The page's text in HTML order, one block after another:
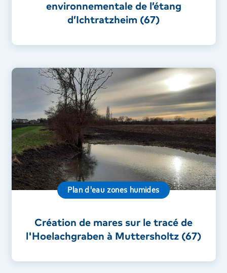
environnementale de l’étang
d’Ichtratzheim (67)
Plan d'eau zones humides
Création de mares sur le tracé de
l'Hoelachgraben à Muttersholtz (67)